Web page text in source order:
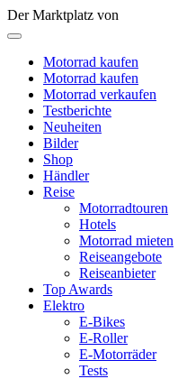
Der Marktplatz von
Motorrad kaufen
Motorrad kaufen
Motorrad verkaufen
Testberichte
Neuheiten
Bilder
Shop
Händler
Reise
Motorradtouren
Hotels
Motorrad mieten
Reiseangebote
Reiseanbieter
Top Awards
Elektro
E-Bikes
E-Roller
E-Motorräder
Tests